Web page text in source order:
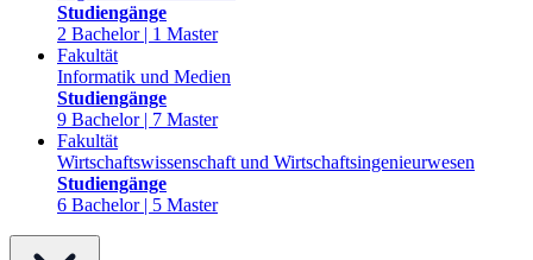
Studiengänge
2 Bachelor | 1 Master
Fakultät
Informatik und Medien
Studiengänge
9 Bachelor | 7 Master
Fakultät
Wirtschaftswissenschaft und Wirtschaftsingenieurwesen
Studiengänge
6 Bachelor | 5 Master